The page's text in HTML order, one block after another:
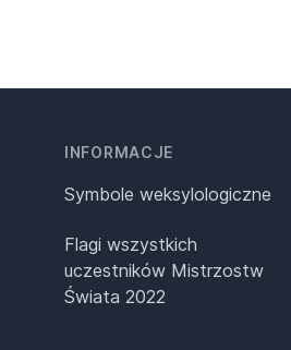
INFORMACJE
Symbole weksylologiczne
Flagi wszystkich
uczestników Mistrzostw
Świata 2022